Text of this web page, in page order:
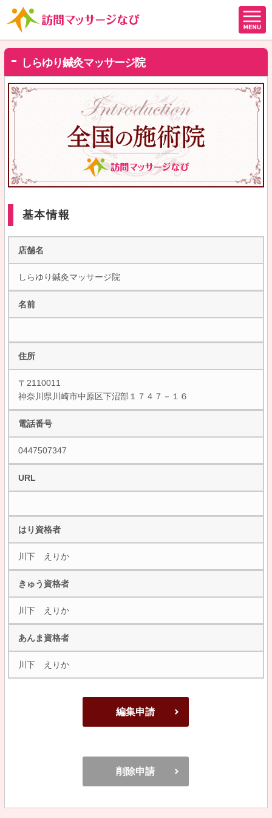
しらゆり鍼灸マッサージ院
基本情報
店舗名
しらゆり鍼灸マッサージ院
名前
住所
〒2110011
神奈川県川崎市中原区下沼部１７４７－１６
電話番号
0447507347
URL
はり資格者
川下 えりか
きゅう資格者
川下 えりか
あんま資格者
川下 えりか
編集申請
削除申請